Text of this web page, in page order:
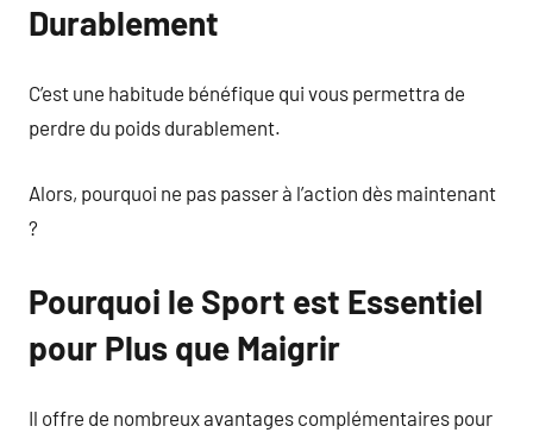
Durablement
C’est une habitude bénéfique qui vous permettra de
perdre du poids durablement.
Alors, pourquoi ne pas passer à l’action dès maintenant
?
Pourquoi le Sport est Essentiel
pour Plus que Maigrir
Il offre de nombreux avantages complémentaires pour